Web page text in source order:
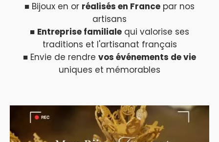
■ Bijoux en or réalisés en France par nos
artisans
■ Entreprise familiale qui valorise ses
traditions et l'artisanat français
■ Envie de rendre vos événements de vie
uniques et mémorables